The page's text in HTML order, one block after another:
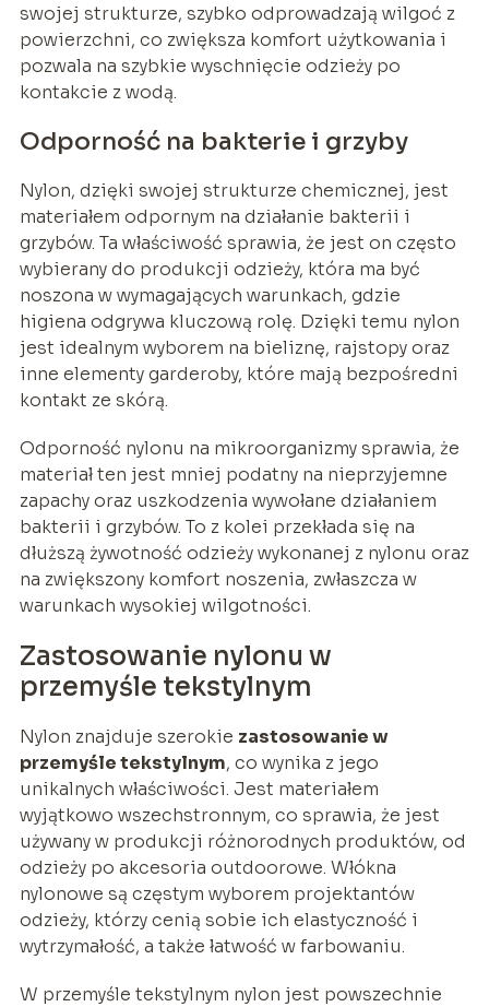
swojej strukturze, szybko odprowadzają wilgoć z
powierzchni, co zwiększa komfort użytkowania i
pozwala na szybkie wyschnięcie odzieży po
kontakcie z wodą.
Odporność na bakterie i grzyby
Nylon, dzięki swojej strukturze chemicznej, jest
materiałem odpornym na działanie bakterii i
grzybów. Ta właściwość sprawia, że jest on często
wybierany do produkcji odzieży, która ma być
noszona w wymagających warunkach, gdzie
higiena odgrywa kluczową rolę. Dzięki temu nylon
jest idealnym wyborem na bieliznę, rajstopy oraz
inne elementy garderoby, które mają bezpośredni
kontakt ze skórą.
Odporność nylonu na mikroorganizmy sprawia, że
materiał ten jest mniej podatny na nieprzyjemne
zapachy oraz uszkodzenia wywołane działaniem
bakterii i grzybów. To z kolei przekłada się na
dłuższą żywotność odzieży wykonanej z nylonu oraz
na zwiększony komfort noszenia, zwłaszcza w
warunkach wysokiej wilgotności.
Zastosowanie nylonu w
przemyśle tekstylnym
Nylon znajduje szerokie zastosowanie w
przemyśle tekstylnym, co wynika z jego
unikalnych właściwości. Jest materiałem
wyjątkowo wszechstronnym, co sprawia, że jest
używany w produkcji różnorodnych produktów, od
odzieży po akcesoria outdoorowe. Włókna
nylonowe są częstym wyborem projektantów
odzieży, którzy cenią sobie ich elastyczność i
wytrzymałość, a także łatwość w farbowaniu.
W przemyśle tekstylnym nylon jest powszechnie